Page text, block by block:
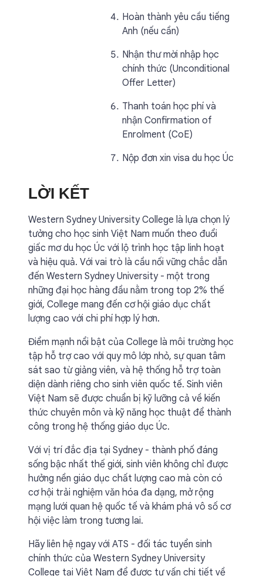
Hoàn thành yêu cầu tiếng
Anh (nếu cần)
Nhận thư mời nhập học
chính thức (Unconditional
Offer Letter)
Thanh toán học phí và
nhận Confirmation of
Enrolment (CoE)
Nộp đơn xin visa du học Úc
LỜI KẾT
Western Sydney University College là lựa chọn lý
tưởng cho học sinh Việt Nam muốn theo đuổi
giấc mơ du học Úc với lộ trình học tập linh hoạt
và hiệu quả. Với vai trò là cầu nối vững chắc dẫn
đến Western Sydney University - một trong
những đại học hàng đầu nằm trong top 2% thế
giới, College mang đến cơ hội giáo dục chất
lượng cao với chi phí hợp lý hơn.
Điểm mạnh nổi bật của College là môi trường học
tập hỗ trợ cao với quy mô lớp nhỏ, sự quan tâm
sát sao từ giảng viên, và hệ thống hỗ trợ toàn
diện dành riêng cho sinh viên quốc tế. Sinh viên
Việt Nam sẽ được chuẩn bị kỹ lưỡng cả về kiến
thức chuyên môn và kỹ năng học thuật để thành
công trong hệ thống giáo dục Úc.
Với vị trí đắc địa tại Sydney - thành phố đáng
sống bậc nhất thế giới, sinh viên không chỉ được
hưởng nền giáo dục chất lượng cao mà còn có
cơ hội trải nghiệm văn hóa đa dạng, mở rộng
mạng lưới quan hệ quốc tế và khám phá vô số cơ
hội việc làm trong tương lai.
Hãy liên hệ ngay với ATS - đối tác tuyển sinh
chính thức của Western Sydney University
College tại Việt Nam để được tư vấn chi tiết về